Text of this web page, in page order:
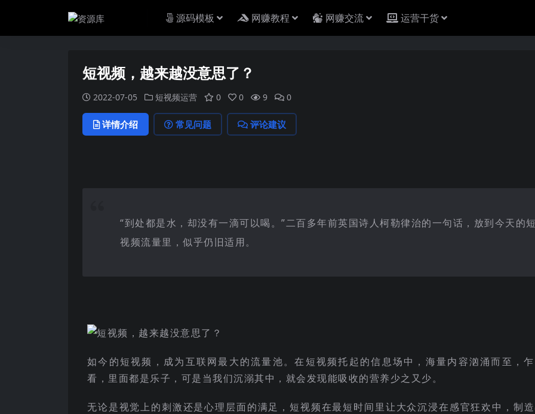
源码模板 网赚教程 网赚交流 运营干货
短视频，越来越没意思了？
2022-07-05 短视频运营 0 0 9 0
详情介绍 常见问题 评论建议
“到处都是水，却没有一滴可以喝。”二百多年前英国诗人柯勒律治的一句话，放到今天的短
视频流量里，似乎仍旧适用。
如今的短视频，成为互联网最大的流量池。在短视频托起的信息场中，海量内容汹涌而至，
看，里面都是乐子，可是当我们沉溺其中，就会发现能吸收的营养少之又少。
无论是视觉上的刺激还是心理层面的满足，短视频在最短时间里让大众沉浸在感官狂欢中，制造